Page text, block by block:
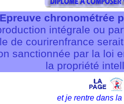
Epreuve chronométrée
intégrale ou
de courirenfrance
sanctionnée par la loi
la propriété
et je rentre dans la